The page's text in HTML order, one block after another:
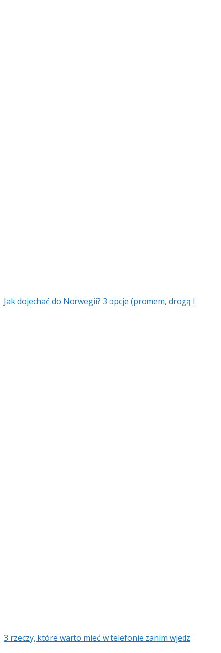
Jak dojechać do Norwegii? 3 opcje (promem, drogą l
3 rzeczy, które warto mieć w telefonie zanim wjedz